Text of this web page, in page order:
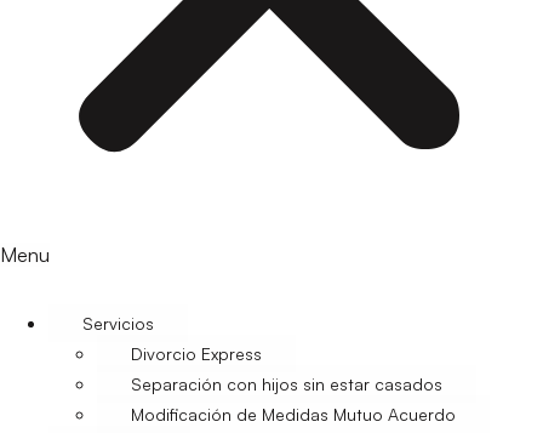
Menu
Servicios
Divorcio Express
Separación con hijos sin estar casados
Modificación de Medidas Mutuo Acuerdo